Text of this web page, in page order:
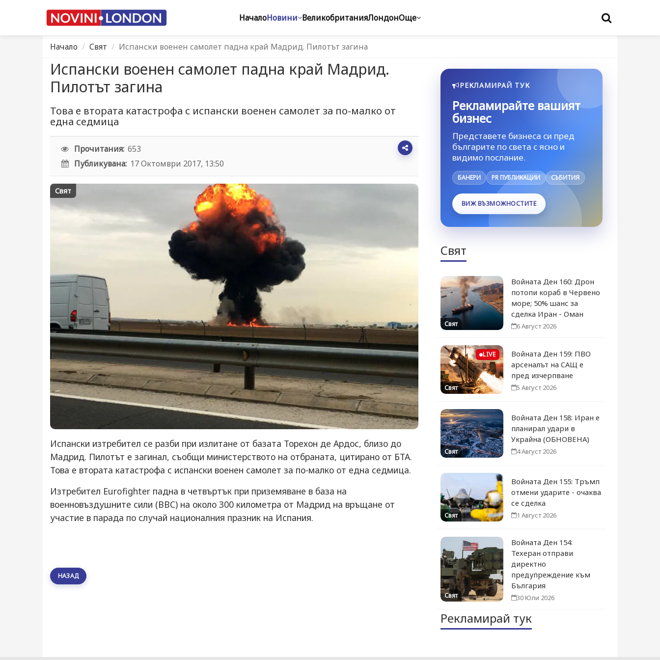
НачалоНовини ВеликобританияЛондонОще
Начало Свят Испански военен самолет падна край Мадрид. Пилотът загина
Испански военен самолет падна край Мадрид.
Пилотът загина
Това е втората катастрофа с испански военен самолет за по-малко от
една седмица
Прочитания: 653
Публикувана: 17 Октомври 2017, 13:50
Свят
Испански изтребител се разби при излитане от базата Торехон де Ардос, близо до
Мадрид. Пилотът е загинал, съобщи министерството на отбраната, цитирано от БТА.
Това е втората катастрофа с испански военен самолет за по-малко от една седмица.
Изтребител Eurofighter падна в четвъртък при приземяване в база на
военновъздушните сили (ВВС) на около 300 километра от Мадрид на връщане от
участие в парада по случай националния празник на Испания.
НАЗАД
РЕКЛАМИРАЙ ТУК
Рекламирайте вашият
бизнес
Представете бизнеса си пред
българите по света с ясно и
видимо послание.
БАНЕРИ PR ПУБЛИКАЦИИ СЪБИТИЯ
ВИЖ ВЪЗМОЖНОСТИТЕ
Свят
Свят
Войната Ден 160: Дрон
потопи кораб в Червено
море; 50% шанс за
сделка Иран - Оман
6 Август 2026
LIVE
Свят
Войната Ден 159: ПВО
арсеналът на САЩ е
пред изчерпване
5 Август 2026
Свят
Войната Ден 158: Иран е
планирал удари в
Украйна (ОБНОВЕНА)
4 Август 2026
Свят
Войната Ден 155: Тръмп
отмени ударите - очаква
се сделка
1 Август 2026
Свят
Войната Ден 154:
Техеран отправи
директно
предупреждение към
България
30 Юли 2026
Рекламирай тук